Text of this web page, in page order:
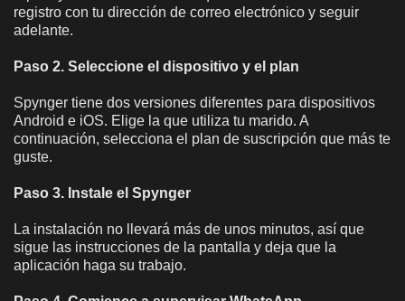
registro con tu dirección de correo electrónico y seguir
adelante.
Paso 2. Seleccione el dispositivo y el plan
Spynger tiene dos versiones diferentes para dispositivos
Android e iOS. Elige la que utiliza tu marido. A
continuación, selecciona el plan de suscripción que más te
guste.
Paso 3. Instale el Spynger
La instalación no llevará más de unos minutos, así que
sigue las instrucciones de la pantalla y deja que la
aplicación haga su trabajo.